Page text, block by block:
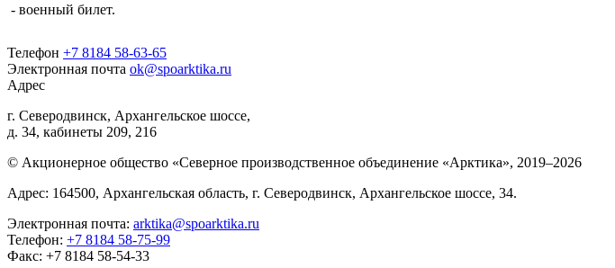
- военный билет.
Телефон +7 8184 58-63-65
Электронная почта ok@spoarktika.ru
Адрес
г. Северодвинск, Архангельское шоссе,
д. 34, кабинеты 209, 216
© Акционерное общество «Северное производственное объединение «Арктика», 2019–2026
Адрес: 164500, Архангельская область, г. Северодвинск, Архангельское шоссе, 34.
Электронная почта: arktika@spoarktika.ru
Телефон: +7 8184 58-75-99
Факс: +7 8184 58-54-33